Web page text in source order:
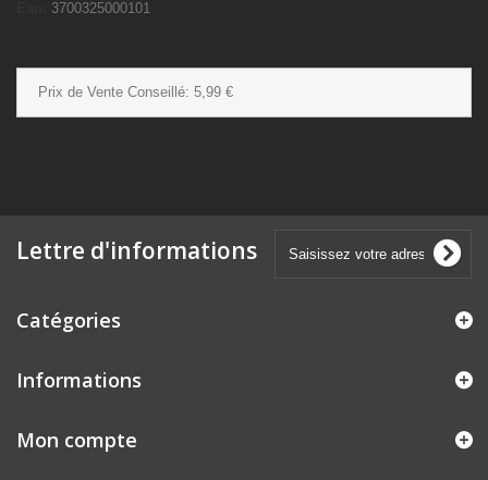
3700325000101
Prix de Vente Conseillé: 5,99 €
Lettre d'informations
Catégories
Informations
Mon compte